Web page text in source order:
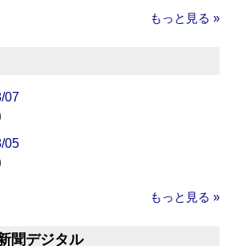
もっと見る »
07
05
もっと見る »
聞デジタル